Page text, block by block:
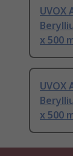
UVOX
x 500
UVOX
x 500